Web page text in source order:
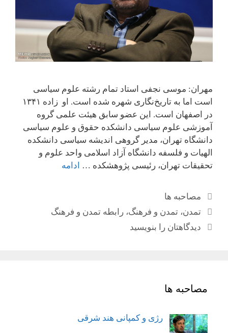
مهران: موسی نجفی استاد تمام رشته علوم سیاسی
است اما به تاریخ‌نگاری شهره شده است. او زاده ۱۳۴۱
در اصفهان است. این عضو سابق هیئت علمی گروه
آموزشی علوم سیاسی دانشکده حقوق و علوم سیاسی
دانشگاه تهران، مدیر گروهی اندیشه سیاسی دانشکده
الهیات و فلسفه دانشگاه آزاد اسلامی واحد علوم و
تحقیقات تهران، رئیسی پژوهشکده …
ادامه
دسته‌ها
مصاحبه ها
برچسب‌ها
تمدن،تمدن و فرهنگ،رابطه تمدن و فرهنگ
دیدگاهتان را بنویسید
مصاحبه ها
رژی و کمپانی هند شرقی